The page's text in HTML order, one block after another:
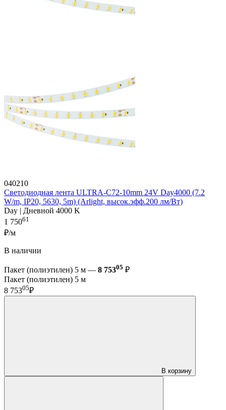
040210
Светодиодная лента ULTRA-C72-10mm 24V Day4000 (7.2
W/m, IP20, 5630, 5m) (Arlight, высок.эфф.200 лм/Вт)
Day | Дневной 4000 K
1 75061
₽/м
В наличии
Пакет (полиэтилен) 5 м — 8 75305 ₽
Пакет (полиэтилен) 5 м
8 75305₽
В корзину